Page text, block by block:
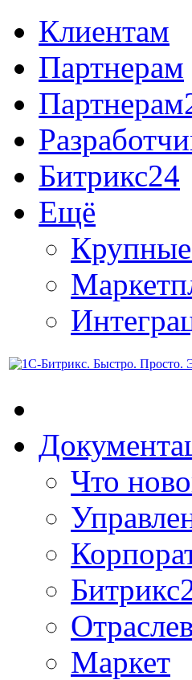
Клиентам
Партнерам
Битрикс24
Ещё
Что
Маркет